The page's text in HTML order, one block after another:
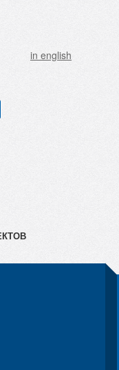
in english